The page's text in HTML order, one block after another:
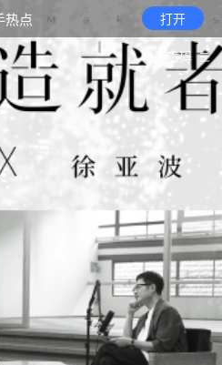
热点 打开
无障碍